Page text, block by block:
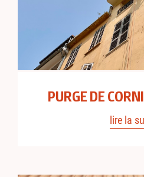
PURGE DE
lire la